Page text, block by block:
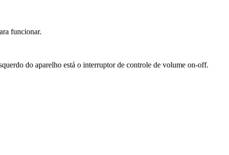
funcionar.
do aparelho está o interruptor de controle de volume on-off.